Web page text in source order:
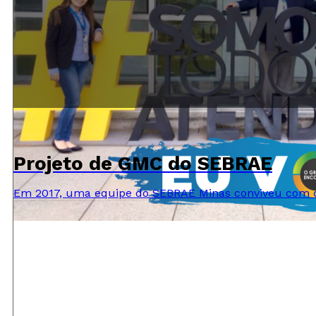
Projeto de GMC do SEBRAE
Em 2017, uma equipe do SEBRAE Minas conviveu